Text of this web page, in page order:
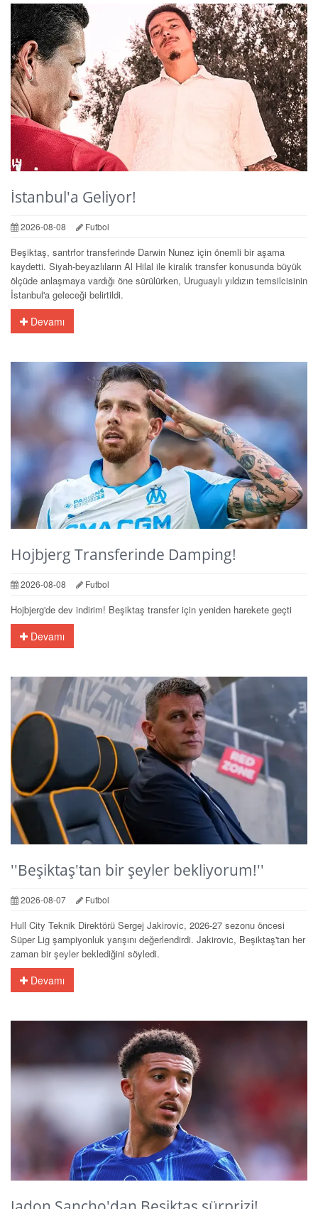
İstanbul'a Geliyor!
2026-08-08 Futbol
Beşiktaş, santrfor transferinde Darwin Nunez için önemli bir aşama
kaydetti. Siyah-beyazlıların Al Hilal ile kiralık transfer konusunda büyük
ölçüde anlaşmaya vardığı öne sürülürken, Uruguaylı yıldızın temsilcisinin
İstanbul'a geleceği belirtildi.
Devamı
Hojbjerg Transferinde Damping!
2026-08-08 Futbol
Hojbjerg'de dev indirim! Beşiktaş transfer için yeniden harekete geçti
Devamı
''Beşiktaş'tan bir şeyler bekliyorum!''
2026-08-07 Futbol
Hull City Teknik Direktörü Sergej Jakirovic, 2026-27 sezonu öncesi
Süper Lig şampiyonluk yarışını değerlendirdi. Jakirovic, Beşiktaş'tan her
zaman bir şeyler beklediğini söyledi.
Devamı